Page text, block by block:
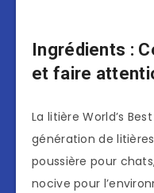
Ingrédients :
et faire
La litière World’s
génération de
poussière pour
nocive pour